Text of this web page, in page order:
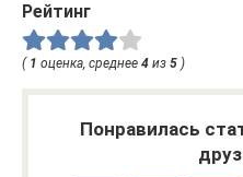
Рейтинг
( 1 оценка, среднее 4 из 5 )
Понравилась